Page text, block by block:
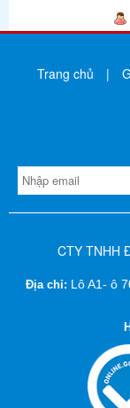
Trang chủ |
CTY TNHH
Địa chỉ: Lô A1- ô